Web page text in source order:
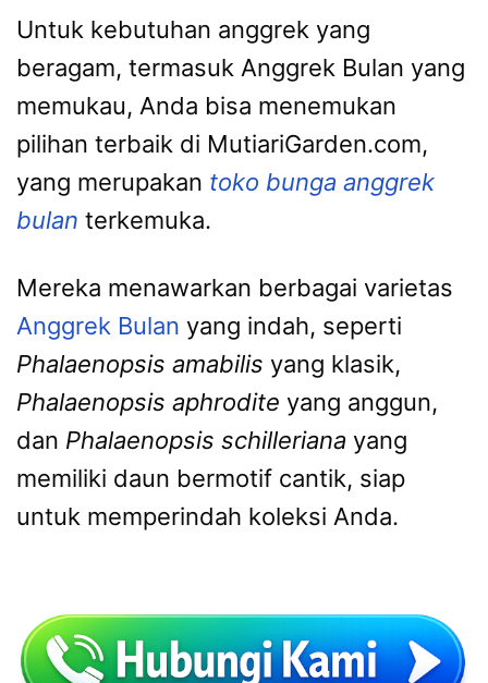
Untuk kebutuhan anggrek yang
beragam, termasuk Anggrek Bulan yang
memukau, Anda bisa menemukan
pilihan terbaik di MutiariGarden.com,
yang merupakan toko bunga anggrek
bulan terkemuka.
Mereka menawarkan berbagai varietas
Anggrek Bulan yang indah, seperti
Phalaenopsis amabilis yang klasik,
Phalaenopsis aphrodite yang anggun,
dan Phalaenopsis schilleriana yang
memiliki daun bermotif cantik, siap
untuk memperindah koleksi Anda.